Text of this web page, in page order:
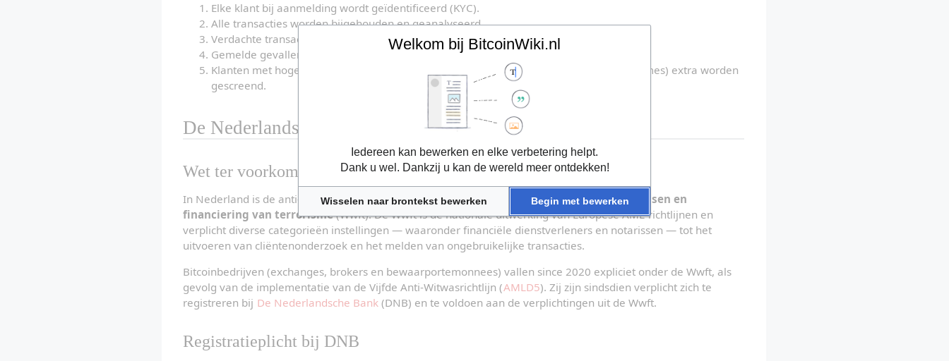
Elke klant bij aanmelding wordt geïdentificeerd (KYC).
Alle transacties worden bijgehouden en geanalyseerd.
Verdachte transacties automatisch of handmatig worden geflagd.
Gemelde gevallen worden doorgestuurd naar FIU-NL.
Klanten met hogere risicoprofielen (politiek prominente personen, hoge transactievolumes) extra worden
gescreend.
De Nederlandse wet: Wwft
Wet ter voorkoming van witwassen en financieren van terrorisme
In Nederland is de anti-witwaswetgeving neergelegd in de Wet ter voorkoming van witwassen en
financiering van terrorisme (Wwft). De Wwft is de nationale uitwerking van Europese AML-richtlijnen en
verplicht diverse categorieën instellingen — waaronder financiële dienstverleners en notarissen — tot het
uitvoeren van cliëntenonderzoek en het melden van ongebruikelijke transacties.
Bitcoinbedrijven (exchanges, brokers en bewaarportemonnees) vallen since 2020 expliciet onder de Wwft, als
gevolg van de implementatie van de Vijfde Anti-Witwasrichtlijn (AMLD5). Zij zijn sindsdien verplicht zich te
registreren bij De Nederlandsche Bank (DNB) en te voldoen aan de verplichtingen uit de Wwft.
Registratieplicht bij DNB
Welkom bij BitcoinWiki.nl
Iedereen kan bewerken en elke verbetering helpt.
Dank u wel. Dankzij u kan de wereld meer ontdekken!
Wisselen naar brontekst bewerken Begin met bewerken